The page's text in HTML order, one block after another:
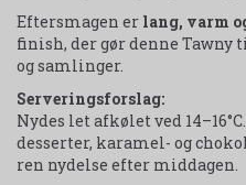
Eftersmagen er lang, varm
finish, der gør denne
og samlinger.
Serveringsforslag:
Nydes let afkølet ved
desserter, karamel- og
ren nydelse efter middagen.